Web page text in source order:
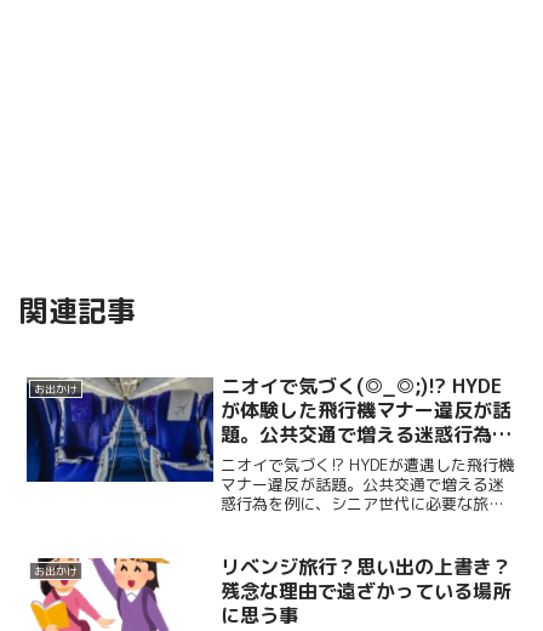
関連記事
お出かけ
ニオイで気づく(◎_◎;)!? HYDE
が体験した飛行機マナー違反が話
題。公共交通で増える迷惑行為を
例に、シニア世代に必要な旅行マ
ナーを考えます。
ニオイで気づく!? HYDEが遭遇した飛行機
マナー違反が話題。公共交通で増える迷
惑行為を例に、シニア世代に必要な旅行
お出かけ
リベンジ旅行？思い出の上書き？
残念な理由で遠ざかっている場所
に思う事